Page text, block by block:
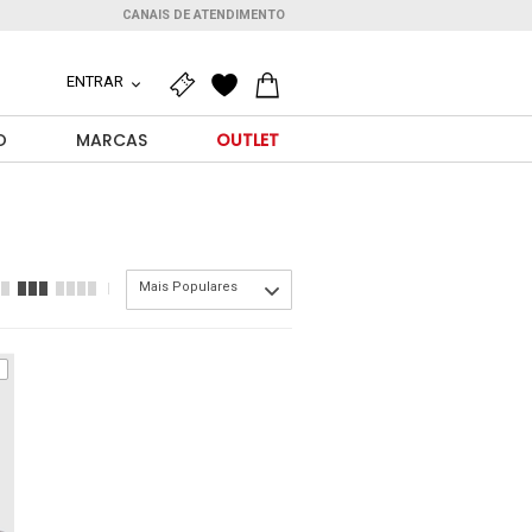
CANAIS DE ATENDIMENTO
ENTRAR
MARCAS OUTLET
Mais Populares